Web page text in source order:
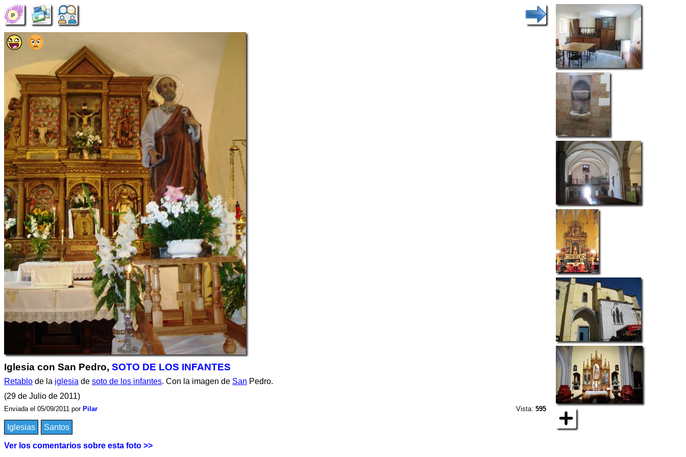
Iglesia con San Pedro, SOTO DE LOS INFANTES
Retablo de la iglesia de soto de los infantes. Con la imagen de San Pedro.
(29 de Julio de 2011)
Enviada el 05/09/2011 por Pilar Vista:595
Iglesias Santos
Ver los comentarios sobre esta foto >>